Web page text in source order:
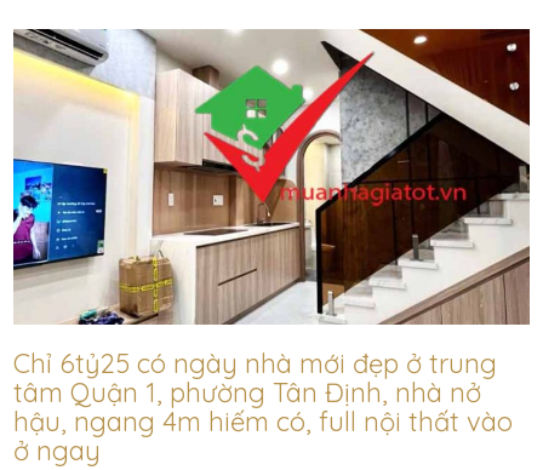
Chỉ 6tỷ25 có ngày nhà mới đẹp ở trung
tâm Quận 1, phường Tân Định, nhà nở
hậu, ngang 4m hiếm có, full nội thất vào
ở ngay